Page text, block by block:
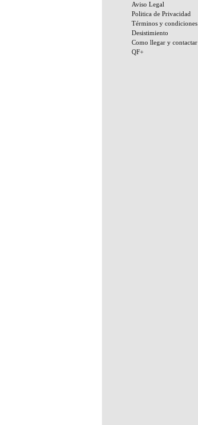
Aviso Legal
Politica de Privacidad
Términos y condiciones
Desistimiento
Como llegar y contactar
QF+